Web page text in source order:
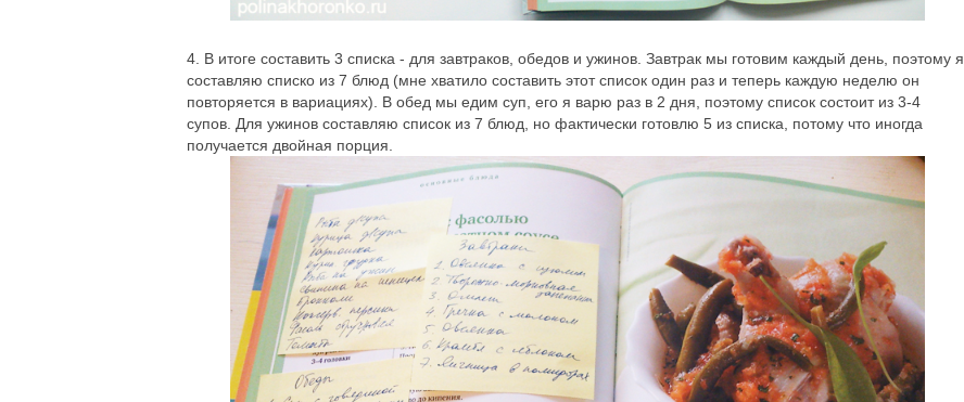
4. В итоге составить 3 списка - для завтраков, обедов и ужинов. Завтрак мы готовим каждый день, поэтому я
составляю списко из 7 блюд (мне хватило составить этот список один раз и теперь каждую неделю он
повторяется в вариациях). В обед мы едим суп, его я варю раз в 2 дня, поэтому список состоит из 3-4
супов. Для ужинов составляю список из 7 блюд, но фактически готовлю 5 из списка, потому что иногда
получается двойная порция.